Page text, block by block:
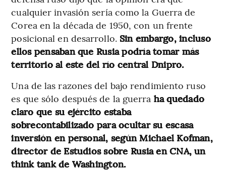
cualquier invasión sería como la Guerra de
Corea en la década de 1950, con un frente
posicional en desarrollo. Sin embargo, incluso
ellos pensaban que Rusia podría tomar más
territorio al este del río central Dnipro.
Una de las razones del bajo rendimiento ruso
es que sólo después de la guerra ha quedado
claro que su ejército estaba
sobrecontabilizado para ocultar su escasa
inversión en personal, según Michael Kofman,
director de Estudios sobre Rusia en CNA, un
think tank de Washington.